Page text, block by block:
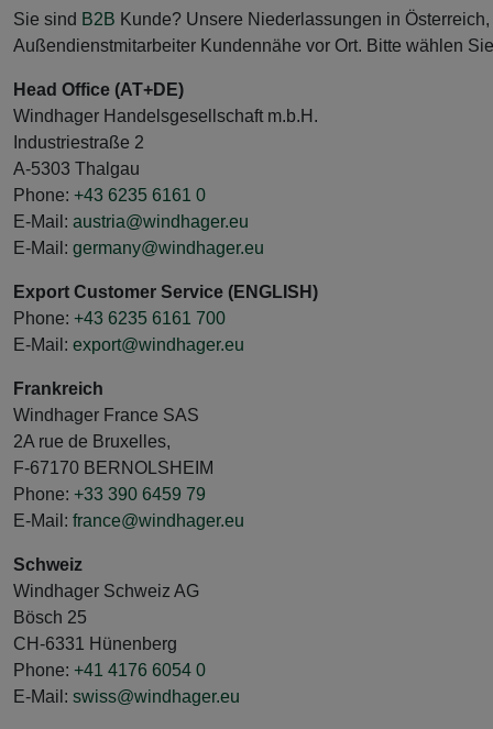
Sie sind B2B Kunde? Unsere Niederlassungen in
Außendienstmitarbeiter Kundennähe vor Ort. Bitte wählen
Head Office (AT+DE)
Windhager Handelsgesellschaft m.b.H.
Industriestraße 2
A-5303 Thalgau
Phone: +43 6235 6161 0
E-Mail: austria@windhager.eu
E-Mail: germany@windhager.eu
Export Customer Service (ENGLISH)
Phone: +43 6235 6161 700
E-Mail: export@windhager.eu
Frankreich
Windhager France SAS
2A rue de Bruxelles,
F-67170 BERNOLSHEIM
Phone: +33 390 6459 79
E-Mail: france@windhager.eu
Schweiz
Windhager Schweiz AG
Bösch 25
CH-6331 Hünenberg
Phone: +41 4176 6054 0
E-Mail: swiss@windhager.eu